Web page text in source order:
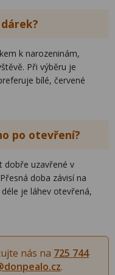
k narozeninám,
Při výběru je
bílé, červené
po otevření?
dobře uzavřené v
doba závisí na
je láhev otevřená,
nás na 725 744
.